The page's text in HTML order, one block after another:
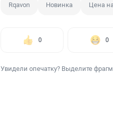
Rqavon Новинка Цена
0 0
Увидели опечатку? Выделите